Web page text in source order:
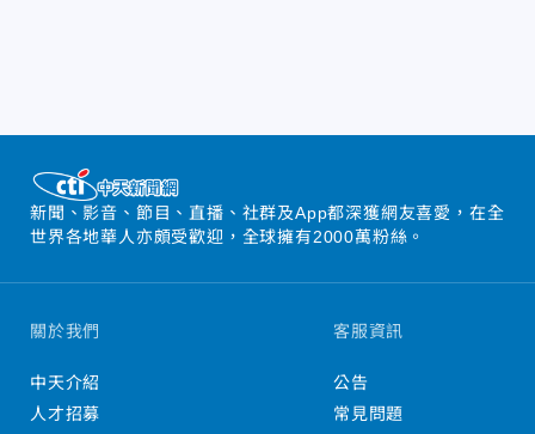
新聞、影音、節目、直播、社群及App都深獲網友喜愛，在全
世界各地華人亦頗受歡迎，全球擁有2000萬粉絲。
關於我們
中天介紹
人才招募
客服資訊
公告
常見問題